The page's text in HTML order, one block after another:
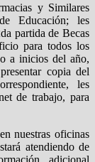
y Similares
Educación; les
partida de Becas
para todos los
a inicios del año,
copia del
les
de trabajo, para
nuestras oficinas
atendiendo de
adicional